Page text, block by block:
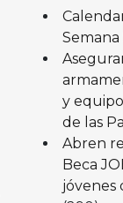
y
de las
Abren
Beca
jóvenes